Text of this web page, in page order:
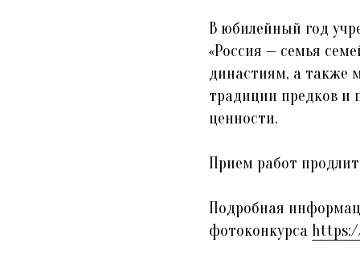
В юбилейный год
«Россия — семья
династиям, а также
традиции предков и
ценности.
Прием работ
Подробная
фотоконкурса